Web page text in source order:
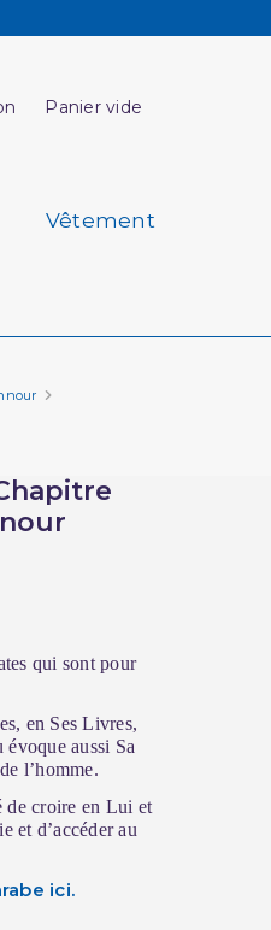
Panier vide
Vêtement
qui sont pour
en Ses Livres,
aussi Sa
l’homme.
de croire en Lui et
et d’accéder au
ici.